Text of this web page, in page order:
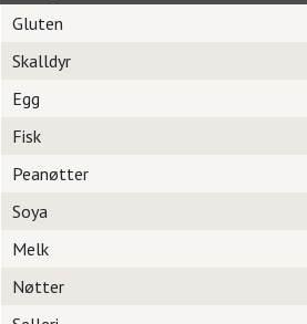
Gluten
Skalldyr
Egg
Fisk
Peanøtter
Soya
Melk
Nøtter